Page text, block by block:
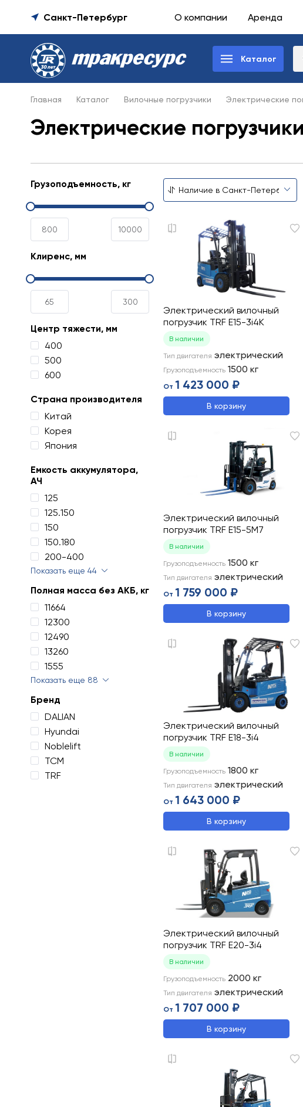
Санкт-Петербург О компании Аренда
Каталог
Главная Каталог Вилочные погрузчики Электрические
Электрические
Грузоподъемность, кг
Клиренс, мм
Центр тяжести, мм
400
500
600
Страна производителя
Китай
Корея
Япония
Емкость аккумулятора,
АЧ
125
125.150
150
150.180
200-400
Показать еще 44
Полная масса без АКБ, кг
11664
12300
12490
13260
1555
Показать еще 88
Бренд
DALIAN
Hyundai
Noblelift
TCM
TRF
Электрический вилочный
погрузчик TRF E15-3i4K
В наличии
Тип двигателя электрический
Грузоподъемность 1500 кг
От 1 423 000 ₽
В корзину
Электрический вилочный
погрузчик TRF E15-5M7
В наличии
Грузоподъемность 1500 кг
Тип двигателя электрический
От 1 759 000 ₽
В корзину
Электрический вилочный
погрузчик TRF E18-3i4
В наличии
Грузоподъемность 1800 кг
Тип двигателя электрический
От 1 643 000 ₽
В корзину
Электрический вилочный
погрузчик TRF E20-3i4
В наличии
Грузоподъемность 2000 кг
Тип двигателя электрический
От 1 707 000 ₽
В корзину